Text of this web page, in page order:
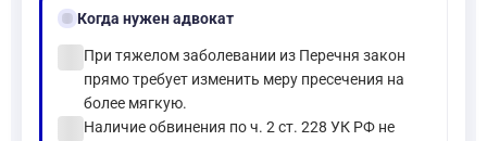
gavelКогда нужен адвокат
При тяжелом заболевании из Перечня закон
прямо требует изменить меру пресечения на
более мягкую.
Наличие обвинения по ч. 2 ст. 228 УК РФ не